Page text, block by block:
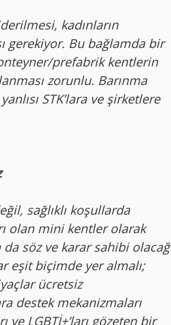
kadınların
gerekiyor. Bu bağlamda bir
prefabrik kentlerin
zorunlu. Barınma
STK’lara ve şirketlere
sağlıklı koşullarda
olan mini kentler olarak
söz ve karar sahibi
eşit biçimde yer almalı;
ücretsiz
destek mekanizmaları
LGBTİ+’ları gözeten bir